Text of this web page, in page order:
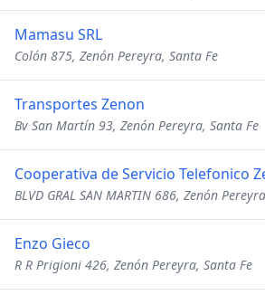
Mamasu SRL
Colón 875, Zenón Pereyra, Santa Fe
Transportes Zenon
Bv San Martín 93, Zenón Pereyra, Santa Fe
BLVD GRAL SAN MARTIN 686, Zenón
Enzo Gieco
R R Prigioni 426, Zenón Pereyra, Santa Fe